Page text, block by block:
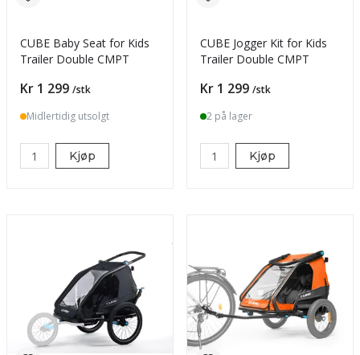
CUBE Baby Seat for Kids
Trailer Double CMPT
Pris
Kr 1 299 /stk
Midlertidig utsolgt
Kjøp
CUBE Jogger Kit for Kids
Trailer Double CMPT
Pris
Kr 1 299 /stk
2 på lager
Kjøp